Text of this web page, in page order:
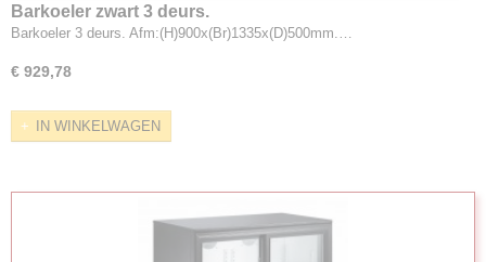
Barkoeler zwart 3 deurs.
Barkoeler 3 deurs. Afm:(H)900x(Br)1335x(D)500mm.…
€ 929,78
IN WINKELWAGEN